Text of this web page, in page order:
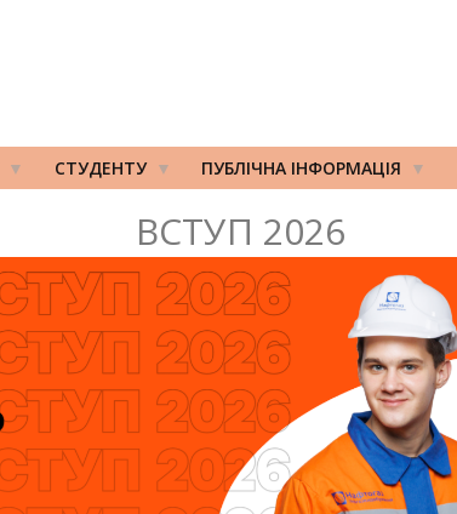
СТУДЕНТУ ПУБЛІЧНА ІНФОРМАЦІЯ
ВСТУП 2026